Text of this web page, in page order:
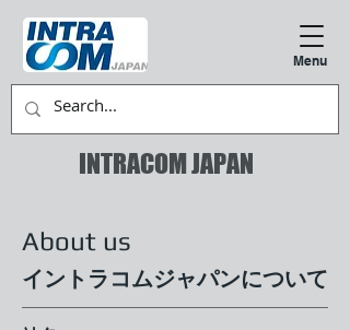
INTRACOM JAPAN
Menu
About us
イントラコムジャパンについて